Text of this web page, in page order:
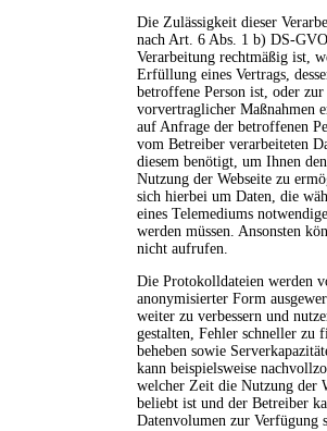
Die Zulässigkeit dieser
nach Art. 6 Abs. 1 b) DS-
Verarbeitung rechtmäßig ist,
Erfüllung eines Vertrags,
betroffene Person ist, oder
vorvertraglicher Maßnahmen
auf Anfrage der betroffenen
vom Betreiber verarbeiteten
diesem benötigt, um Ihnen
Nutzung der Webseite zu
sich hierbei um Daten, die
eines Telemediums
werden müssen. Ansonsten
nicht aufrufen.
Die Protokolldateien werden
anonymisierter Form
weiter zu verbessern und
gestalten, Fehler schneller zu
beheben sowie
kann beispielsweise
welcher Zeit die Nutzung der
beliebt ist und der Betreiber
Datenvolumen zur Verfügung